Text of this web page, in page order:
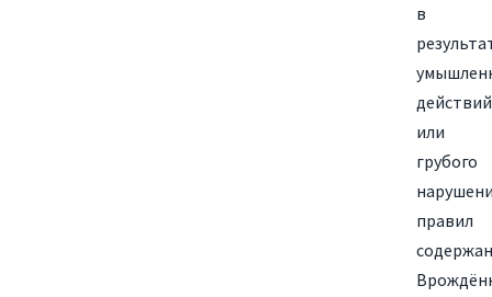
в
действий
или
грубого
правил